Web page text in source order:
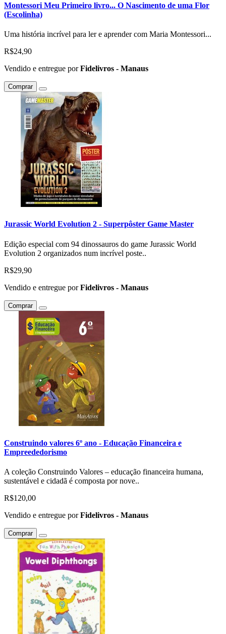
Montessori Meu Primeiro livro... O Nascimento de uma Flor
(Escolinha)
Uma história incrível para ler e aprender com Maria Montessori...
R$24,90
Vendido e entregue porFidelivros - Manaus
Comprar
Jurassic World Evolution 2 - Superpôster Game Master
Edição especial com 94 dinossauros do game Jurassic World
Evolution 2 organizados num incrível poste..
R$29,90
Vendido e entregue porFidelivros - Manaus
Comprar
Construindo valores 6º ano - Educação Financeira e
Empreededorismo
A coleção Construindo Valores – educação financeira humana,
sustentável e cidadã é composta por nove..
R$120,00
Vendido e entregue porFidelivros - Manaus
Comprar